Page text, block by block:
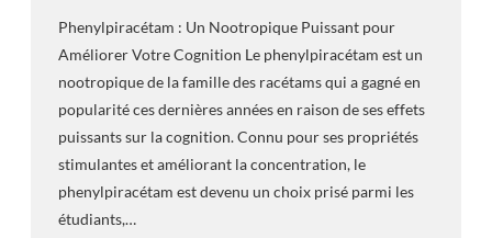
Phenylpiracétam : Un Nootropique Puissant pour
Améliorer Votre Cognition Le phenylpiracétam est un
nootropique de la famille des racétams qui a gagné en
popularité ces dernières années en raison de ses effets
puissants sur la cognition. Connu pour ses propriétés
stimulantes et améliorant la concentration, le
phenylpiracétam est devenu un choix prisé parmi les
étudiants,…